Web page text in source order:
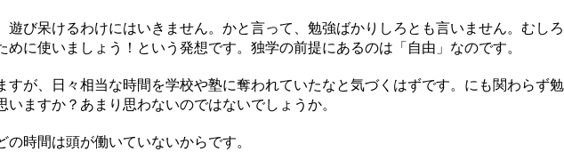
び呆けるわけにはいきません。かと言って、勉強ばかりしろとも言いません。むしろ
に使いましょう！という発想です。独学の前提にあるのは「自由」なのです。
が、日々相当な時間を学校や塾に奪われていたなと気づくはずです。にも関わらず勉
ますか？あまり思わないのではないでしょうか。
時間は頭が働いていないからです。